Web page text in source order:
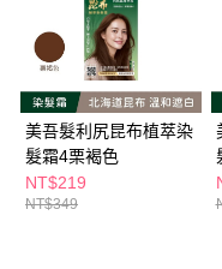
【注意事項】
１．透過由恩沛科技股份有
易，需依本服務之必要範圍
權轉讓予恩沛科技股份有限公
２．關於個人資料處理事宜
https://aftee.tw/terms/#terms3
３．未成年的使用者請事先
任。
４．使用「AFTEE先享後付
7-11取貨付款
每筆NT$65，滿NT$490(
付款後7-11取貨
每筆NT$65，滿NT$490(
宅配(本島)
每筆NT$100，滿NT$790(
美吾髮利尻昆布植萃染
髮霜4栗褐色
NT$219
NT$349